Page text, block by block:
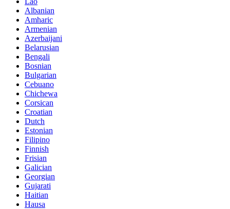
Albanian
Amharic
Armenian
Azerbaijani
Belarusian
Bengali
Bosnian
Bulgarian
Cebuano
Chichewa
Corsican
Croatian
Dutch
Estonian
Filipino
Finnish
Frisian
Galician
Georgian
Gujarati
Haitian
Hausa